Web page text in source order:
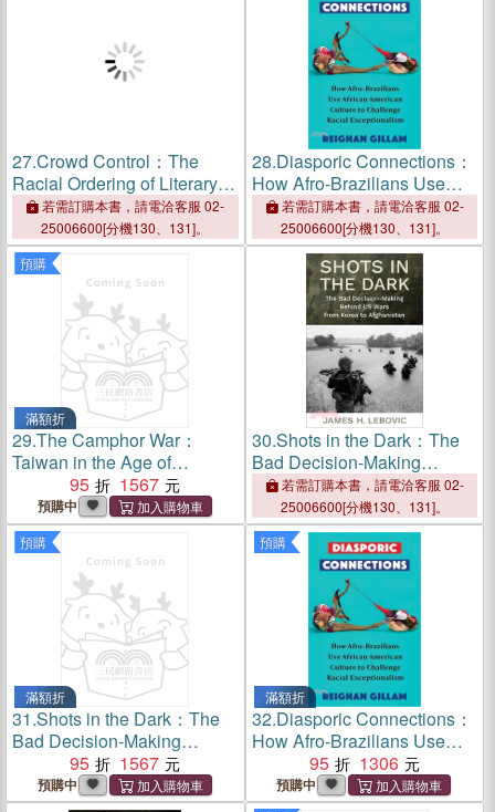
27.Crowd Control：The
Racial Ordering of Literary
Reward
若需訂購本書，請電洽客服 02-
25006600[分機130、131]。
28.Diasporic Connections：
How Afro-Brazilians Use
African American Culture to
Challenge Racial
Exceptionalism
若需訂購本書，請電洽客服 02-
25006600[分機130、131]。
預購
滿額折
29.The Camphor War：
Taiwan in the Age of
Imperial Realignments
95 1567
預購中
30.Shots in the Dark：The
Bad Decision-Making
Behind US Wars from Korea
to Afghanistan
若需訂購本書，請電洽客服 02-
25006600[分機130、131]。
預購
滿額折
31.Shots in the Dark：The
Bad Decision-Making
Behind US Wars from Korea
to Afghanistan
95 1567
預購中
預購
滿額折
32.Diasporic Connections：
How Afro-Brazilians Use
African American Culture to
Challenge Racial
95 1306
預購中